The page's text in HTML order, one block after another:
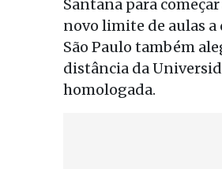
Santana para
novo limite de aulas
São Paulo também
distância da
homologada.